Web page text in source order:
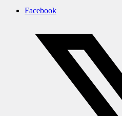
Facebook